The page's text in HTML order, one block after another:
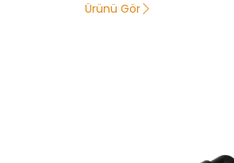
Ürünü Gör